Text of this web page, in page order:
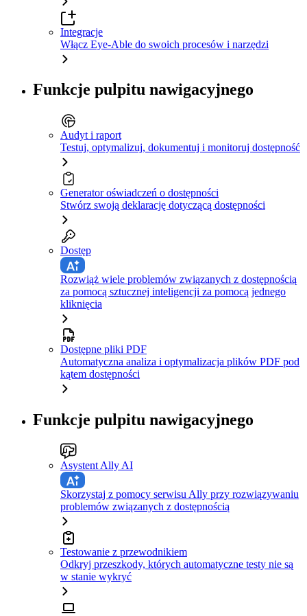
Integracje
Włącz Eye-Able do swoich procesów i narzędzi
Funkcje pulpitu nawigacyjnego
Audyt i raport
Testuj, optymalizuj, dokumentuj i monitoruj dostępność
Generator oświadczeń o dostępności
Stwórz swoją deklarację dotyczącą dostępności
Dostęp
Rozwiąż wiele problemów związanych z dostępnością
za pomocą sztucznej inteligencji za pomocą jednego
kliknięcia
Dostępne pliki PDF
Automatyczna analiza i optymalizacja plików PDF pod
kątem dostępności
Funkcje pulpitu nawigacyjnego
Asystent Ally AI
Skorzystaj z pomocy serwisu Ally przy rozwiązywaniu
problemów związanych z dostępnością
Testowanie z przewodnikiem
Odkryj przeszkody, których automatyczne testy nie są
w stanie wykryć